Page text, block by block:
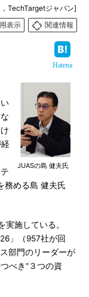
，TechTargetジャパン]
表示
関連情報
Hatena
JUASの島 健夫氏
務める島 健夫氏
施している。
」（957社が回
部門のリーダーが
べき“３つの資